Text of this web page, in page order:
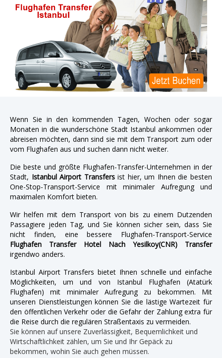
Wenn Sie in den kommenden Tagen, Wochen oder sogar
Monaten in die wunderschöne Stadt Istanbul ankommen oder
abreisen möchten, dann sind sie mit dem Transport zum oder
vom Flughafen aus und suchen dann nicht weiter.
Die beste und größte Flughafen-Transfer-Unternehmen in der
Stadt, Istanbul Airport Transfersist hier, um Ihnen die besten
One-Stop-Transport-Service mit minimaler Aufregung und
maximalen Komfort bieten.
Wir helfen mit dem Transport von bis zu einem Dutzenden
Passagiere jeden Tag, und Sie können sicher sein, dass Sie
nicht finden, eine bessere Flughafen-Transport-Service
Flughafen Transfer Hotel Nach Yesilkoy(CNR) Transfer
irgendwo anders.
Istanbul Airport Transfers bietet Ihnen schnelle und einfache
Möglichkeiten, um und von Istanbul Flughafen (Atatürk
Flughafen) mit minimaler Aufregung zu bekommen. Mit
unseren Dienstleistungen können Sie die lästige Wartezeit für
den öffentlichen Verkehr oder die Gefahr der Zahlung extra für
die Reise durch die regulären Straßentaxis zu vermeiden.
Sie können auf unsere Zuverlässigkeit, Bequemlichkeit und
Wirtschaftlichkeit zählen, um Sie und Ihr Gepäck zu
bekommen, wohin Sie auch gehen müssen.